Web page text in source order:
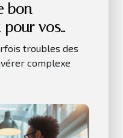
bon
pour vos
troubles des
complexe